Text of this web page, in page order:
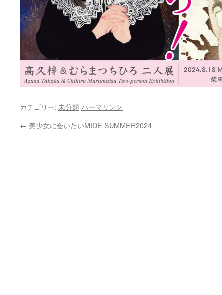
カテゴリー: 未分類 パーマリンク
← 美少女に会いたいMIDE SUMMER2024